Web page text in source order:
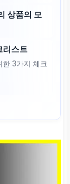
상품의 모
리스트
한 3가지 체크